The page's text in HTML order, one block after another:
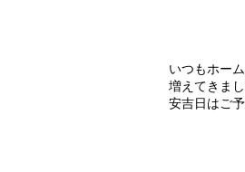
いつもホー
増えてきま
安吉日はご